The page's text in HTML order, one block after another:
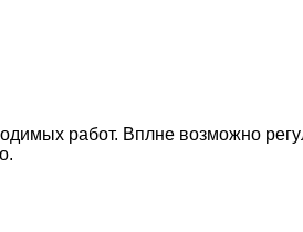
работ. Вплне возможно